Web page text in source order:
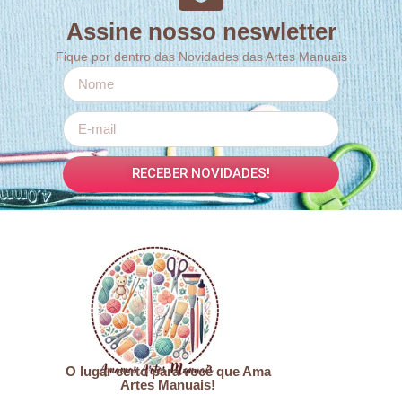
Assine nosso neswletter
Fique por dentro das Novidades das Artes Manuais
RECEBER NOVIDADES!
O lugar certo para você que Ama
Artes Manuais!